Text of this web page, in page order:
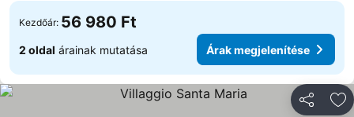
Kezdőár: 56 980 Ft
2 oldal árainak mutatása Árak megjelenítése